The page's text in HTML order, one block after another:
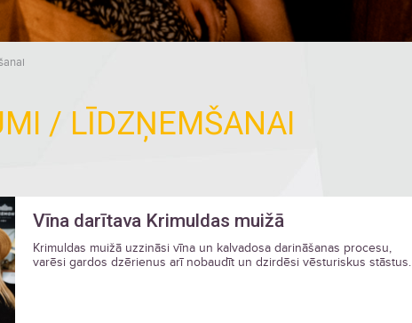
/ LĪDZŅEMŠANAI
Vīna darītava Krimuldas muižā
Krimuldas muižā uzzināsi vīna un kalvadosa darināšanas procesu,
varēsi gardos dzērienus arī nobaudīt un dzirdēsi vēsturiskus stāstus.